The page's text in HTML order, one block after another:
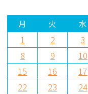
月 火 水
1 2 3
8
9 10
15
16 17
22
23 24